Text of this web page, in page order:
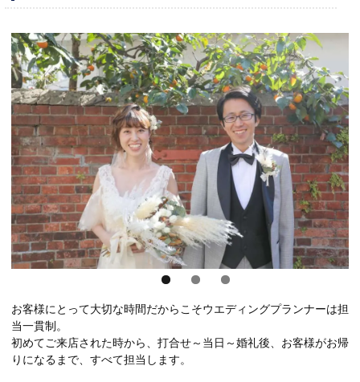
お客様にとって大切な時間だからこそウエディングプランナーは担
当一貫制。
初めてご来店された時から、打合せ～当日～婚礼後、お客様がお帰
りになるまで、すべて担当します。